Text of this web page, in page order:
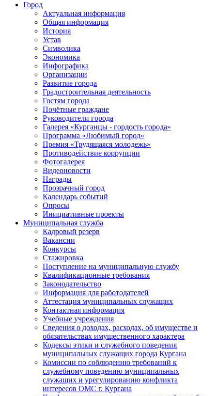
Город
Актуальная информация
Общая информация
История
Устав
Символика
Экономика
Инфографика
Организации
Развитие города
Градостроительная деятельность
Гостям города
Почётные граждане
Руководители города
Галерея «Курганцы - гордость города»
Программа «Любимый город»
Премия «Трудящаяся молодежь»
Противодействие коррупции
Фотогалерея
Видеоновости
Награды
Прозрачный город
Календарь событий
Опросы
Инициативные проекты
Муниципальная служба
Кадровый резерв
Вакансии
Конкурсы
Стажировка
Поступление на муниципальную службу
Квалификационные требования
Законодательство
Информация для работодателей
Аттестация муниципальных служащих
Контактная информация
Учебные учреждения
Сведения о доходах, расходах, об имуществе и
обязательствах имущественного характера
Кодексы этики и служебного поведения
муниципальных служащих города Кургана
Комиссии по соблюдению требований к
служебному поведению муниципальных
служащих и урегулированию конфликта
интересов ОМС г. Кургана